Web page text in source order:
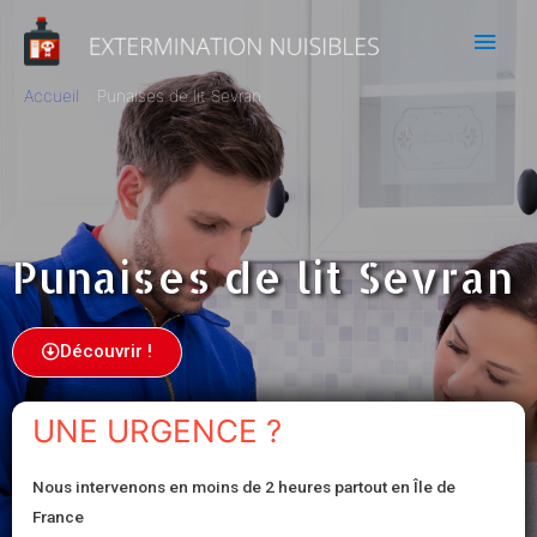
Accueil Punaises de lit Sevran
Punaises de lit Sevran
Découvrir !
UNE URGENCE ?
Nous intervenons en moins de 2 heures partout en Île de
France